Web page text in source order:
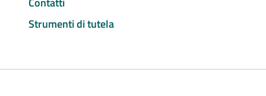
Strumenti di tutela